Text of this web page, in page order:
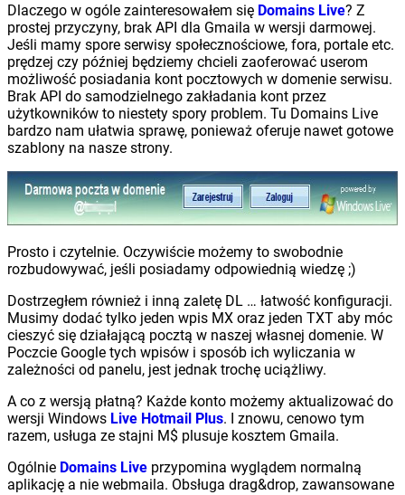
Dlaczego w ogóle zainteresowałem się Domains Live? Z
prostej przyczyny, brak API dla Gmaila w wersji darmowej.
Jeśli mamy spore serwisy społecznościowe, fora, portale etc.
prędzej czy później będziemy chcieli zaoferować userom
możliwość posiadania kont pocztowych w domenie serwisu.
Brak API do samodzielnego zakładania kont przez
użytkowników to niestety spory problem. Tu Domains Live
bardzo nam ułatwia sprawę, ponieważ oferuje nawet gotowe
szablony na nasze strony.
Prosto i czytelnie. Oczywiście możemy to swobodnie
rozbudowywać, jeśli posiadamy odpowiednią wiedzę ;)
Dostrzegłem również i inną zaletę DL … łatwość konfiguracji.
Musimy dodać tylko jeden wpis MX oraz jeden TXT aby móc
cieszyć się działającą pocztą w naszej własnej domenie. W
Poczcie Google tych wpisów i sposób ich wyliczania w
zależności od panelu, jest jednak trochę uciążliwy.
A co z wersją płatną? Każde konto możemy aktualizować do
wersji Windows Live Hotmail Plus. I znowu, cenowo tym
razem, usługa ze stajni M$ plusuje kosztem Gmaila.
Ogólnie Domains Live przypomina wyglądem normalną
aplikację a nie webmaila. Obsługa drag&drop, zawansowane